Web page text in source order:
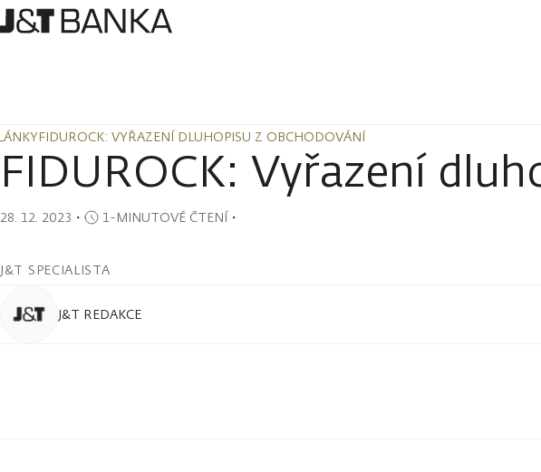
FIDUROCK: VYŘAZENÍ DLUHOPISU Z OBCHODOVÁNÍ
FIDUROCK: VYŘAZENÍ DLUHOPISU Z OBCHODOVÁNÍ
FIDUROCK: Vyřazení
28. 12. 2023 ・ 1-MINUTOVÉ ČTENÍ・
J&T SPECIALISTA
J&T REDAKCE